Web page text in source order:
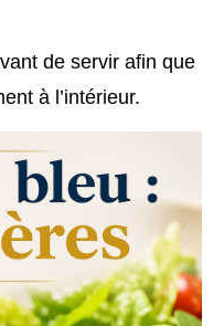
de servir afin que
à l’intérieur.